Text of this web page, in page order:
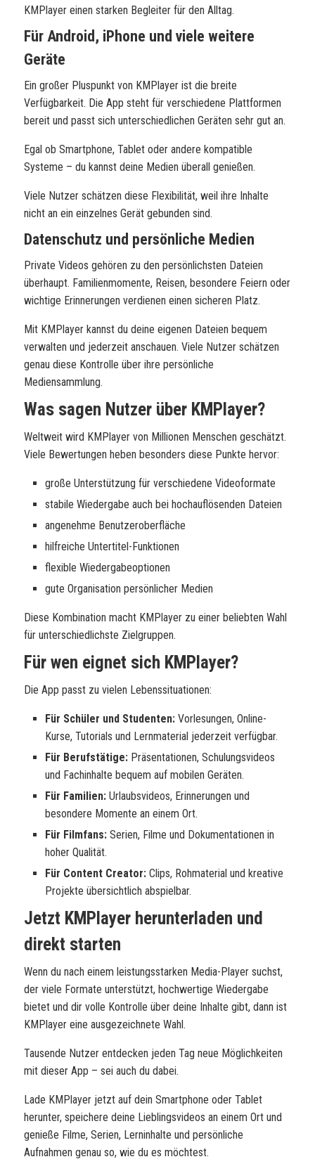
KMPlayer einen starken Begleiter für den Alltag.
Für Android, iPhone und viele weitere
Geräte
Ein großer Pluspunkt von KMPlayer ist die breite
Verfügbarkeit. Die App steht für verschiedene Plattformen
bereit und passt sich unterschiedlichen Geräten sehr gut an.
Egal ob Smartphone, Tablet oder andere kompatible
Systeme – du kannst deine Medien überall genießen.
Viele Nutzer schätzen diese Flexibilität, weil ihre Inhalte
nicht an ein einzelnes Gerät gebunden sind.
Datenschutz und persönliche Medien
Private Videos gehören zu den persönlichsten Dateien
überhaupt. Familienmomente, Reisen, besondere Feiern oder
wichtige Erinnerungen verdienen einen sicheren Platz.
Mit KMPlayer kannst du deine eigenen Dateien bequem
verwalten und jederzeit anschauen. Viele Nutzer schätzen
genau diese Kontrolle über ihre persönliche
Mediensammlung.
Was sagen Nutzer über KMPlayer?
Weltweit wird KMPlayer von Millionen Menschen geschätzt.
Viele Bewertungen heben besonders diese Punkte hervor:
große Unterstützung für verschiedene Videoformate
stabile Wiedergabe auch bei hochauflösenden Dateien
angenehme Benutzeroberfläche
hilfreiche Untertitel-Funktionen
flexible Wiedergabeoptionen
gute Organisation persönlicher Medien
Diese Kombination macht KMPlayer zu einer beliebten Wahl
für unterschiedlichste Zielgruppen.
Für wen eignet sich KMPlayer?
Die App passt zu vielen Lebenssituationen:
Für Schüler und Studenten: Vorlesungen, Online-
Kurse, Tutorials und Lernmaterial jederzeit verfügbar.
Für Berufstätige: Präsentationen, Schulungsvideos
und Fachinhalte bequem auf mobilen Geräten.
Für Familien: Urlaubsvideos, Erinnerungen und
besondere Momente an einem Ort.
Für Filmfans: Serien, Filme und Dokumentationen in
hoher Qualität.
Für Content Creator: Clips, Rohmaterial und kreative
Projekte übersichtlich abspielbar.
Jetzt KMPlayer herunterladen und
direkt starten
Wenn du nach einem leistungsstarken Media-Player suchst,
der viele Formate unterstützt, hochwertige Wiedergabe
bietet und dir volle Kontrolle über deine Inhalte gibt, dann ist
KMPlayer eine ausgezeichnete Wahl.
Tausende Nutzer entdecken jeden Tag neue Möglichkeiten
mit dieser App – sei auch du dabei.
Lade KMPlayer jetzt auf dein Smartphone oder Tablet
herunter, speichere deine Lieblingsvideos an einem Ort und
genieße Filme, Serien, Lerninhalte und persönliche
Aufnahmen genau so, wie du es möchtest.